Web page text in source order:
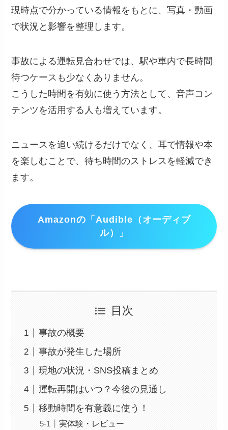
現時点で分かっている情報をもとに、写真・動画
で状況と影響を整理します。
事故による運転見合わせでは、駅や車内で長時間
待つケースも少なくありません。
こうした時間を有効に使う方法として、音声コン
テンツを活用する人も増えています。
ニュースを追い続けるだけでなく、耳で情報や本
を楽しむことで、待ち時間のストレスを軽減でき
ます。
Amazonの「Audible（オーディブ
ル）」
目次
事故の概要
事故が発生した場所
現地の状況・SNS投稿まとめ
運転再開はいつ？今後の見通し
移動時間を有意義に使う！
実体験・レビュー